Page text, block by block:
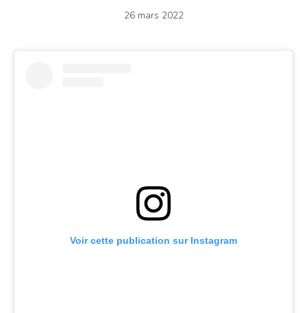
26 mars 2022
Voir cette publication sur Instagram